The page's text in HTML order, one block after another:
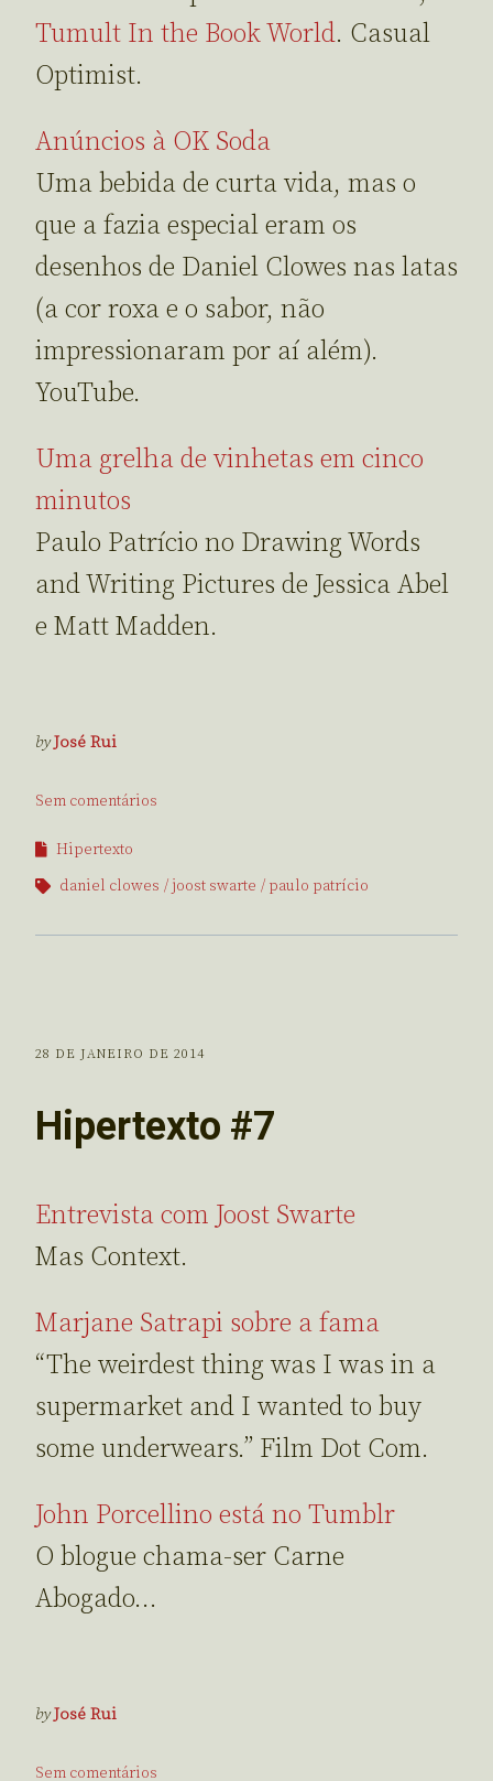
Tumult In the Book World. Casual
Optimist.
Anúncios à OK Soda
Uma bebida de curta vida, mas o
que a fazia especial eram os
desenhos de Daniel Clowes nas latas
(a cor roxa e o sabor, não
impressionaram por aí além).
YouTube.
Uma grelha de vinhetas em cinco
minutos
Paulo Patrício no Drawing Words
and Writing Pictures de Jessica Abel
e Matt Madden.
byJosé Rui
Sem comentários
Hipertexto
daniel clowes
joost swarte paulo patrício
28 DE JANEIRO DE 2014
Hipertexto #7
Entrevista com Joost Swarte
Mas Context.
Marjane Satrapi sobre a fama
“The weirdest thing was I was in a
supermarket and I wanted to buy
some underwears.” Film Dot Com.
John Porcellino está no Tumblr
O blogue chama-ser Carne
Abogado…
byJosé Rui
Sem comentários